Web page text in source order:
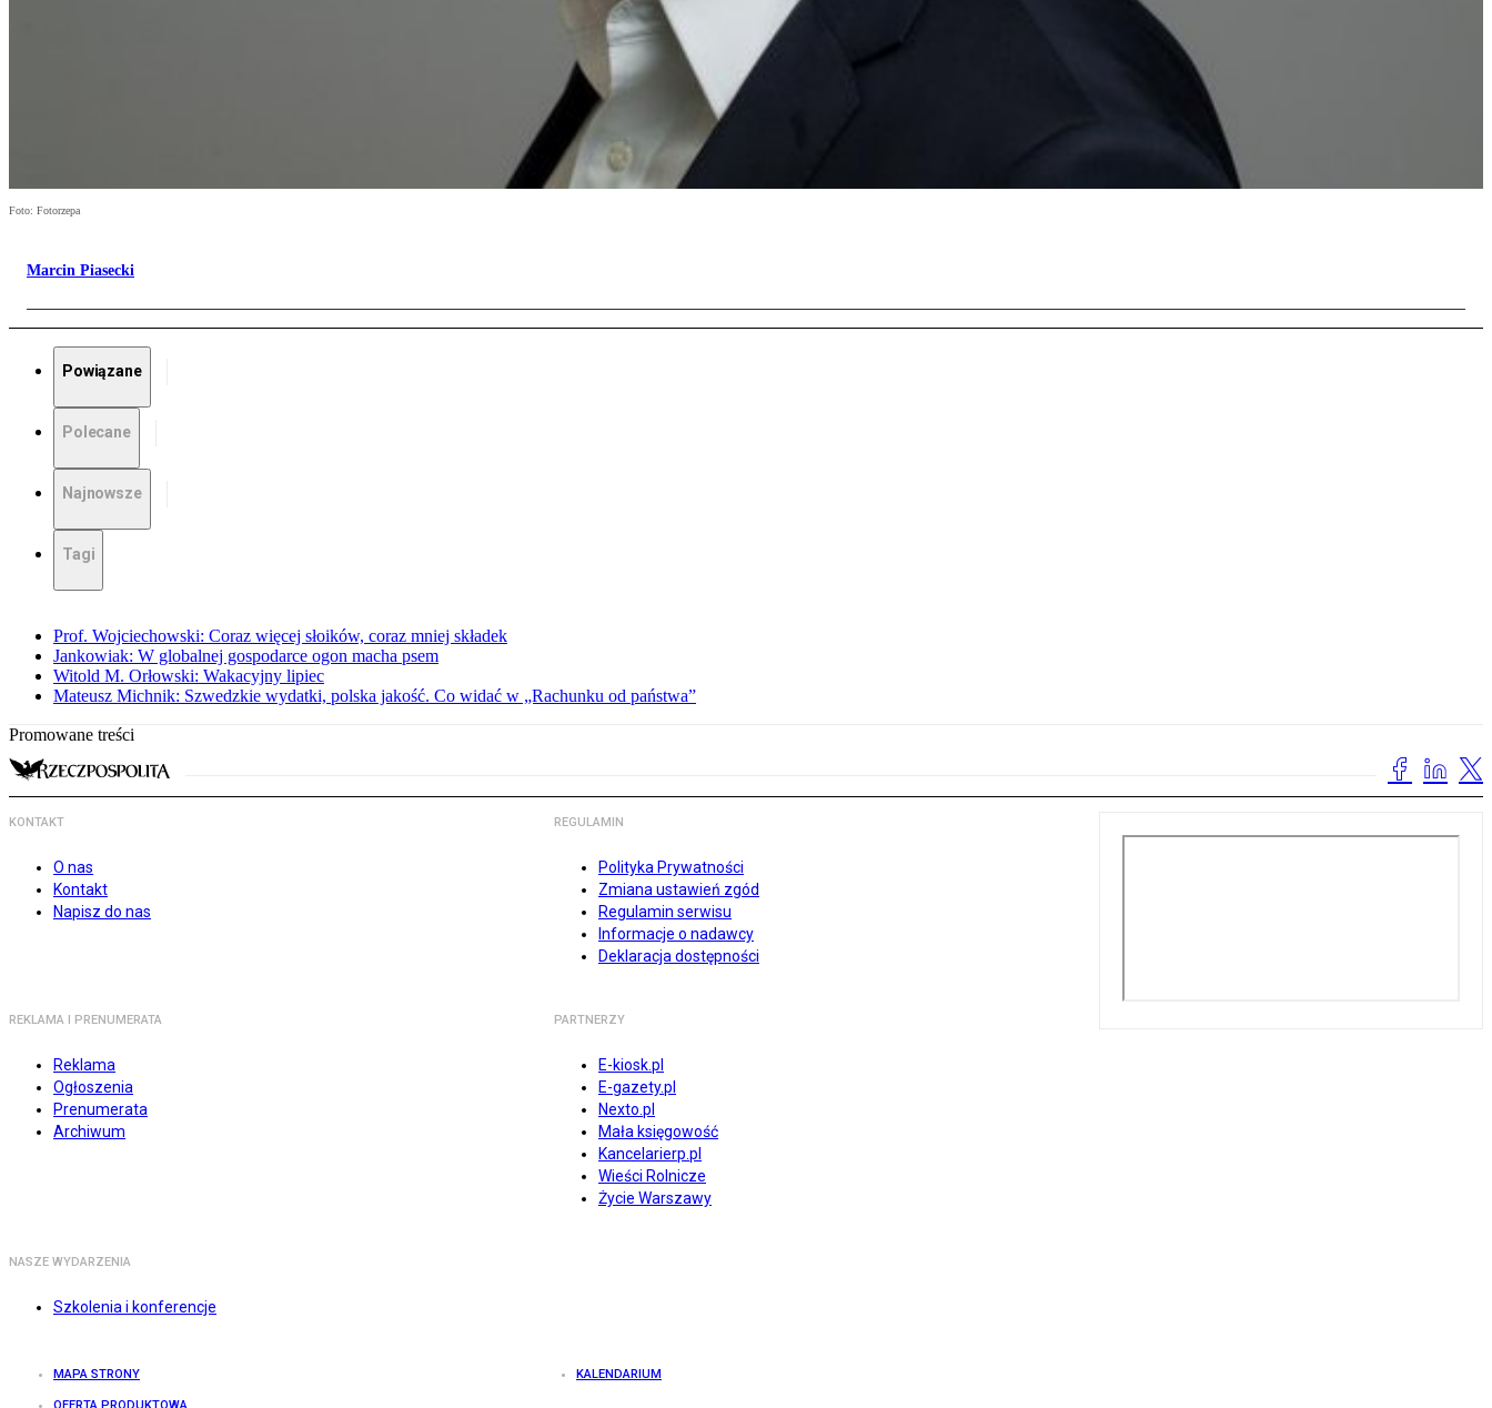
Foto: Fotorzepa
Marcin Piasecki
Powiązane
Polecane
Najnowsze
Tagi
Prof. Wojciechowski: Coraz więcej słoików, coraz mniej składek
Jankowiak: W globalnej gospodarce ogon macha psem
Witold M. Orłowski: Wakacyjny lipiec
Mateusz Michnik: Szwedzkie wydatki, polska jakość. Co widać w „Rachunku od państwa”
Promowane treści
KONTAKT
O nas
Kontakt
Napisz do nas
REGULAMIN
Polityka Prywatności
Zmiana ustawień zgód
Regulamin serwisu
Informacje o nadawcy
Deklaracja dostępności
REKLAMA I PRENUMERATA
Reklama
Ogłoszenia
Prenumerata
Archiwum
PARTNERZY
E-kiosk.pl
E-gazety.pl
Nexto.pl
Mała księgowość
Kancelarierp.pl
Wieści Rolnicze
Życie Warszawy
NASZE WYDARZENIA
Szkolenia i konferencje
MAPA STRONY KALENDARIUM